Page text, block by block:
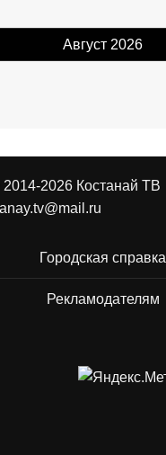
Август 2026
2026 Костанай ТВ
Городская справка
Рекламодателям